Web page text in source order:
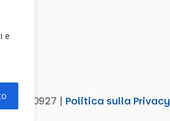
e
| Politica sulla Privacy